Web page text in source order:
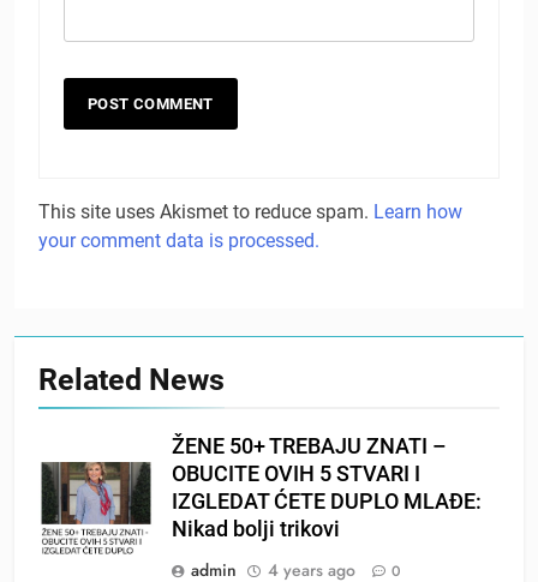
This site uses Akismet to reduce spam. Learn how
your comment data is processed.
Related News
ŽENE 50+ TREBAJU ZNATI –
OBUCITE OVIH 5 STVARI I
IZGLEDAT ĆETE DUPLO MLAĐE:
Nikad bolji trikovi
admin
4 years ago 0